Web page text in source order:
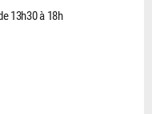
13h30 à 18h